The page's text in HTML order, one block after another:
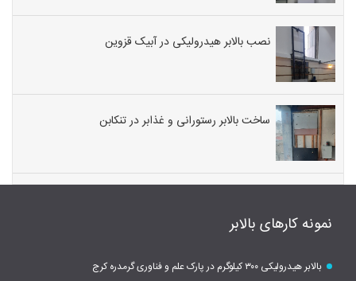
نصب بالابر هیدرولیکی در آبیک قزوین
ساخت بالابر رستورانی و غذابر در تنکابن
نمونه کارهای بالابر
بالابر هیدرولیکی ۳۰۰ کیلوگرم در پارک علم و فناوری گرمدره کرج